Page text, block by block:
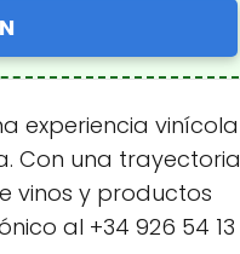
experiencia vinícola
Con una trayectoria
vinos y productos
al +34 926 54 13